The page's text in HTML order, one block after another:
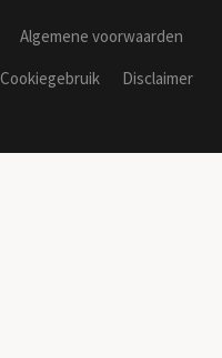
Algemene voorwaarden
Cookiegebruik
Disclaimer